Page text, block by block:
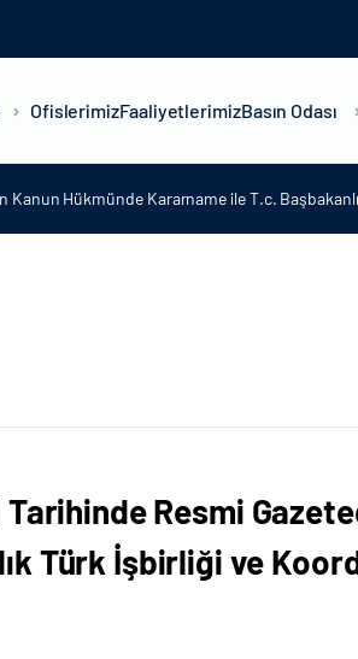
OfislerimizFaaliyetlerimizBasın Odası
Kanun Hükmünde Kararname ile T.c.
Tarihinde Resmi
Türk İşbirliği ve